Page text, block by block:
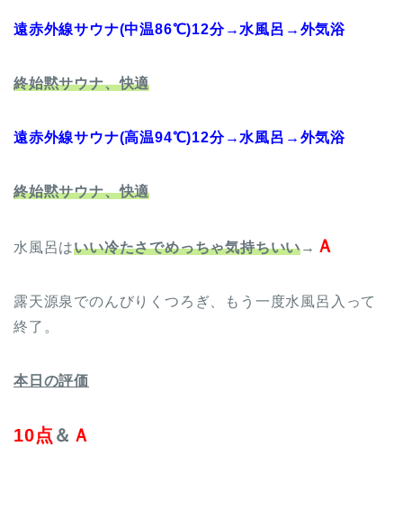
遠赤外線サウナ(中温86℃)12分→水風呂→外気浴
終始黙サウナ、快適
遠赤外線サウナ(高温94℃)12分→水風呂→外気浴
終始黙サウナ、快適
水風呂はいい冷たさでめっちゃ気持ちいい→ Ａ
露天源泉でのんびりくつろぎ、もう一度水風呂入って
終了。
本日の評価
10点 ＆ Ａ